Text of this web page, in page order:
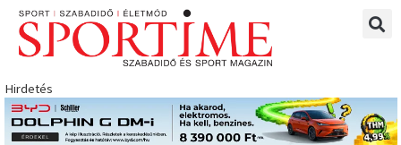
Skip
content
Hirdetés